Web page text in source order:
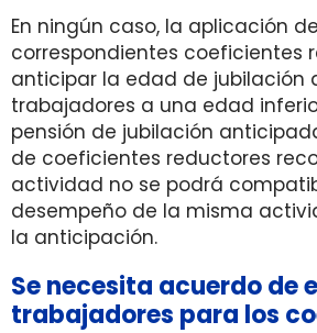
En ningún caso, la aplicación
correspondientes coeficientes
anticipar la edad de jubilación
trabajadores a una edad
pensión de jubilación
de coeficientes reductores
actividad no se podrá
desempeño de la misma
la anticipación.
Se necesita acuerdo de
trabajadores para los